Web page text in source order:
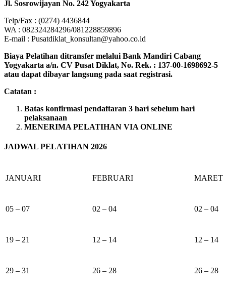
Jl. Sosrowijayan No. 242 Yogyakarta
Telp/Fax : (0274) 4436844
WA : 082324284296/081228859896
E-mail : Pusatdiklat_konsultan@yahoo.co.id
Biaya Pelatihan ditransfer melalui Bank Mandiri Cabang
Yogyakarta a/n. CV Pusat Diklat, No. Rek. : 137-00-1698692-5
atau dapat dibayar langsung pada saat registrasi.
Catatan :
Batas konfirmasi pendaftaran 3 hari sebelum hari
pelaksanaan
MENERIMA PELATIHAN VIA ONLINE
JADWAL PELATIHAN 2026
JANUARI FEBRUARI MARET
05 – 07 02 – 04 02 – 04
19 – 21 12 – 14 12 – 14
29 – 31 26 – 28 26 – 28